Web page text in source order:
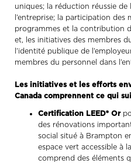
uniques; la réduction réussie de
l’entreprise; la participation
programmes et la contribution
et, les initiatives des membres
l’identité publique de
membres du personnel dans
Les initiatives et les efforts
Canada comprennent ce qui
Certification LEED® Or
des rénovations
social situé à Brampton
espace vert accessible à
comprend des éléments